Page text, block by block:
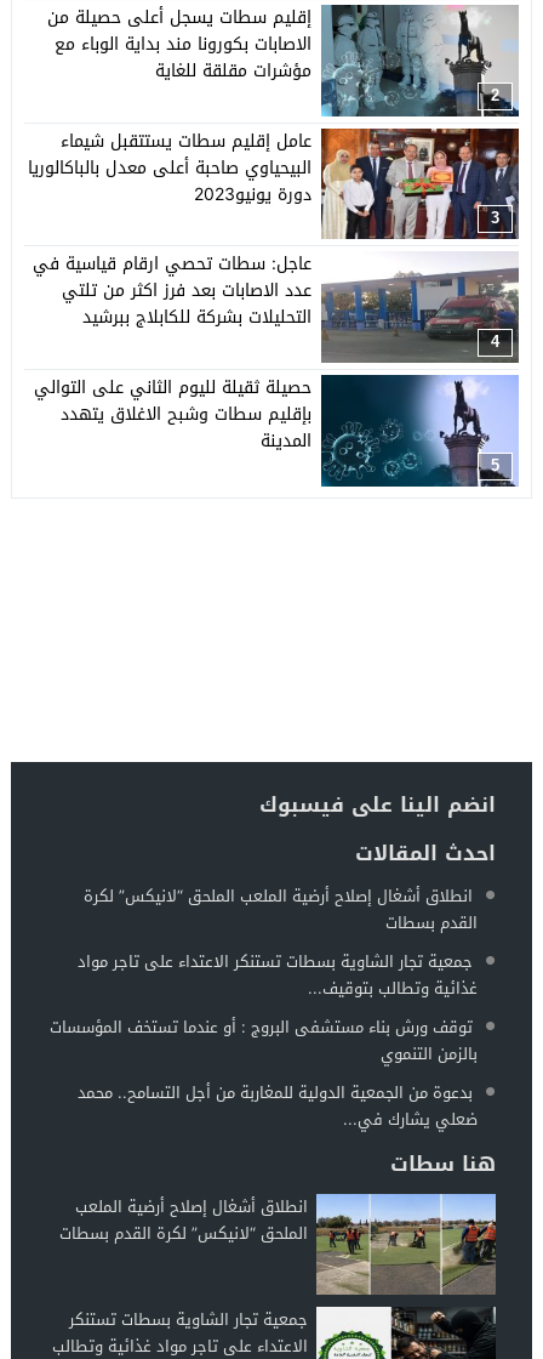
2
إقليم سطات يسجل أعلى حصيلة من
الاصابات بكورونا مند بداية الوباء مع
مؤشرات مقلقة للغاية
3
عامل إقليم سطات يستتقبل شيماء
البيحياوي صاحبة أعلى معدل بالباكالوريا
دورة يونيو2023
4
عاجل: سطات تحصي ارقام قياسية في
عدد الاصابات بعد فرز اكثر من تلتي
التحليلات بشركة للكابلاج ببرشيد
5
حصيلة ثقيلة لليوم الثاني على التوالي
بإقليم سطات وشبح الاغلاق يتهدد
المدينة
انضم الينا على فيسبوك
احدث المقالات
انطلاق أشغال إصلاح أرضية الملعب الملحق “لانيكس” لكرة
القدم بسطات
جمعية تجار الشاوية بسطات تستنكر الاعتداء على تاجر مواد
غذائية وتطالب بتوقيف...
توقف ورش بناء مستشفى البروج : أو عندما تستخف المؤسسات
بالزمن التنموي
بدعوة من الجمعية الدولية للمغاربة من أجل التسامح.. محمد
ضعلي يشارك في...
هنا سطات
انطلاق أشغال إصلاح أرضية الملعب
الملحق “لانيكس” لكرة القدم بسطات
جمعية تجار الشاوية بسطات تستنكر
الاعتداء على تاجر مواد غذائية وتطالب